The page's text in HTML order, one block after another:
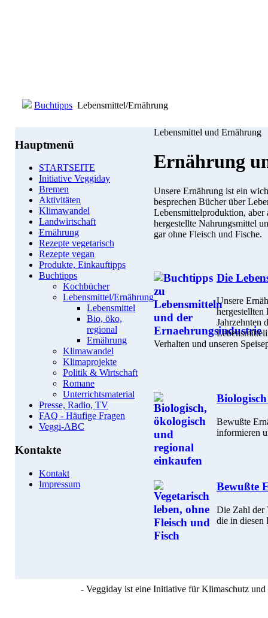
Buchtipps Lebensmittel/Ernährung
Hauptmenü
STARTSEITE
Initiative Veggiday
Bremen
Aktivitäten
Klimawandel
Landwirtschaft
Ernährung
Rezepte vegetarisch
Rezepte vegan
Produkte, Einkauftipps
Buchtipps
Kochbücher
Lebensmittel/Ernährung
Lebensmittel
Bio, öko,
regional
Ernährung
Klimawandel
Klimaprojekte
Politik & Wirtschaft
Romane
Unterrichtsmaterial
Presse, Radio, TV
FAQ - Häufige Fragen
Veggi-ABC
Kontakte
Kontakt
Impressum
Lebensmittel und Ernährung
Ernährung
Unsere Ernährung ist ein
besprechen Bücher über
Lebensmittelproduktion,
hergestellte Nahrungsmittel
gar ohne Fleisch und Fische.
Die
Unsere
hergestellten
Jahrzehnten
Verhalten und unseren
Bewußte
informieren
Bewußte
Die Zahl der
die in diesen
- Veggiday ist eine Initiative für Klimaschutz